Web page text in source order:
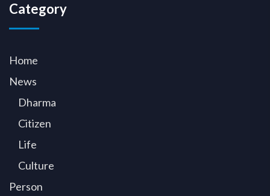
Category
Home
News
Dharma
Citizen
Life
Culture
Person